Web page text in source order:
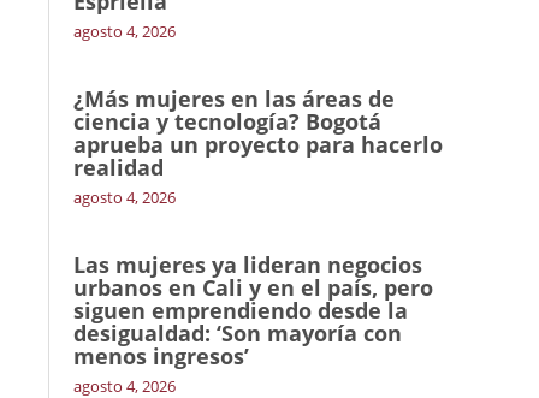
agosto 4, 2026
¿Más mujeres en las áreas de
ciencia y tecnología? Bogotá
aprueba un proyecto para hacerlo
realidad
agosto 4, 2026
Las mujeres ya lideran negocios
urbanos en Cali y en el país, pero
siguen emprendiendo desde la
desigualdad: ‘Son mayoría con
menos ingresos’
agosto 4, 2026